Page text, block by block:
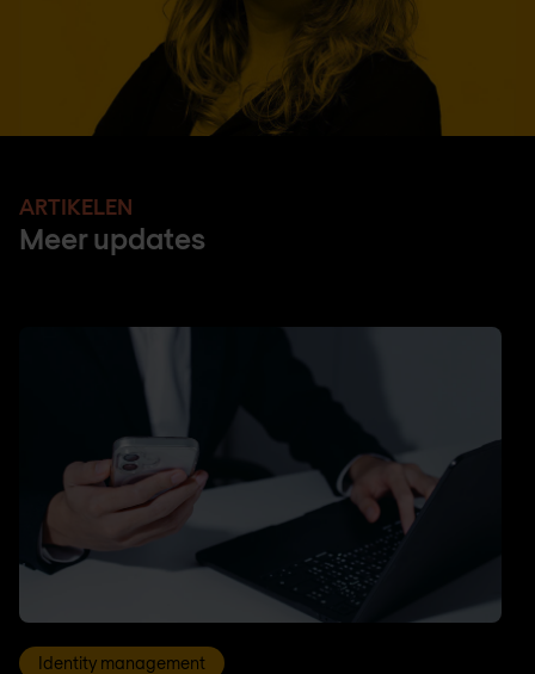
ARTIKELEN
Meer updates
Identity management